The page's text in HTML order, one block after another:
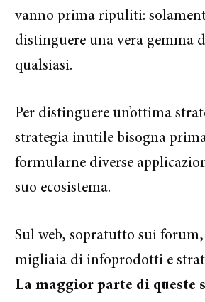
vanno prima ripuliti:
distinguere una vera gemma
qualsiasi.
Per distinguere un’ottima
strategia inutile bisogna
formularne diverse
suo ecosistema.
Sul web, sopratutto sui
migliaia di infoprodotti e
La maggior parte di queste